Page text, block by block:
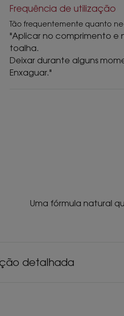
Frequência de utilização
Tão frequentemente quanto
"Aplicar no comprimento e
toalha.
Deixar durante alguns
Enxaguar."
Uma fórmula natural
detalhada